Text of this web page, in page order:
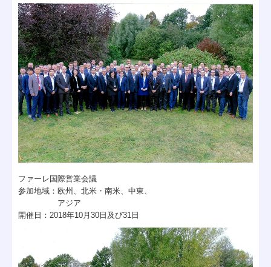
ファーレ国際営業会議
参加地域： 欧州、北米・南米、中東、
アジア
開催日： 2018年10 月 30日及び31日